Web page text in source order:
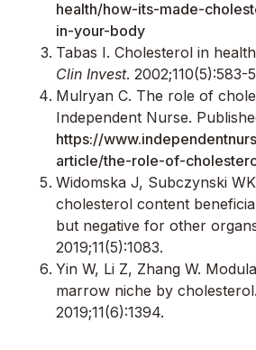
health/how-its-made-
in-your-body
Tabas I. Cholesterol in
Clin Invest. 2002;110(5):583-
Mulryan C. The role of
Independent Nurse.
https://
article/the-role-of-
Widomska J, Subczynski
cholesterol content
but negative for other
2019;11(5):1083.
Yin W, Li Z, Zhang W.
marrow niche by cholesterol.
2019;11(6):1394.